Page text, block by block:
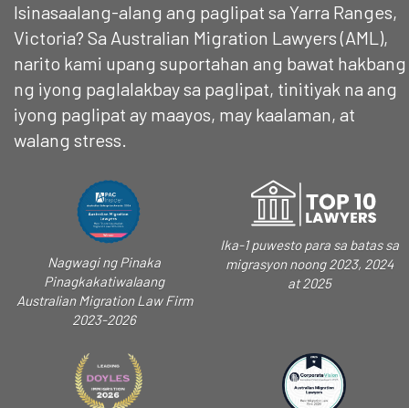
Isinasaalang-alang ang paglipat sa Yarra Ranges,
Victoria? Sa Australian Migration Lawyers (AML),
narito kami upang suportahan ang bawat hakbang
ng iyong paglalakbay sa paglipat, tinitiyak na ang
iyong paglipat ay maayos, may kaalaman, at
walang stress.
Nagwagi ng Pinaka
Pinagkakatiwalaang
Australian Migration Law Firm
2023-2026
Ika-1 puwesto para sa batas sa
migrasyon noong 2023, 2024
at 2025